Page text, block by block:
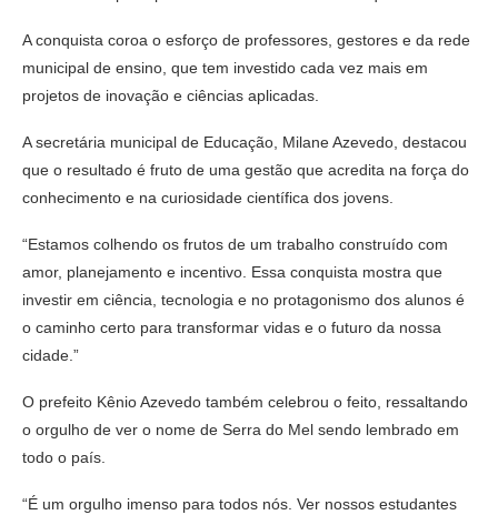
A conquista coroa o esforço de professores, gestores e da rede
municipal de ensino, que tem investido cada vez mais em
projetos de inovação e ciências aplicadas.
A secretária municipal de Educação, Milane Azevedo, destacou
que o resultado é fruto de uma gestão que acredita na força do
conhecimento e na curiosidade científica dos jovens.
“Estamos colhendo os frutos de um trabalho construído com
amor, planejamento e incentivo. Essa conquista mostra que
investir em ciência, tecnologia e no protagonismo dos alunos é
o caminho certo para transformar vidas e o futuro da nossa
cidade.”
O prefeito Kênio Azevedo também celebrou o feito, ressaltando
o orgulho de ver o nome de Serra do Mel sendo lembrado em
todo o país.
“É um orgulho imenso para todos nós. Ver nossos estudantes